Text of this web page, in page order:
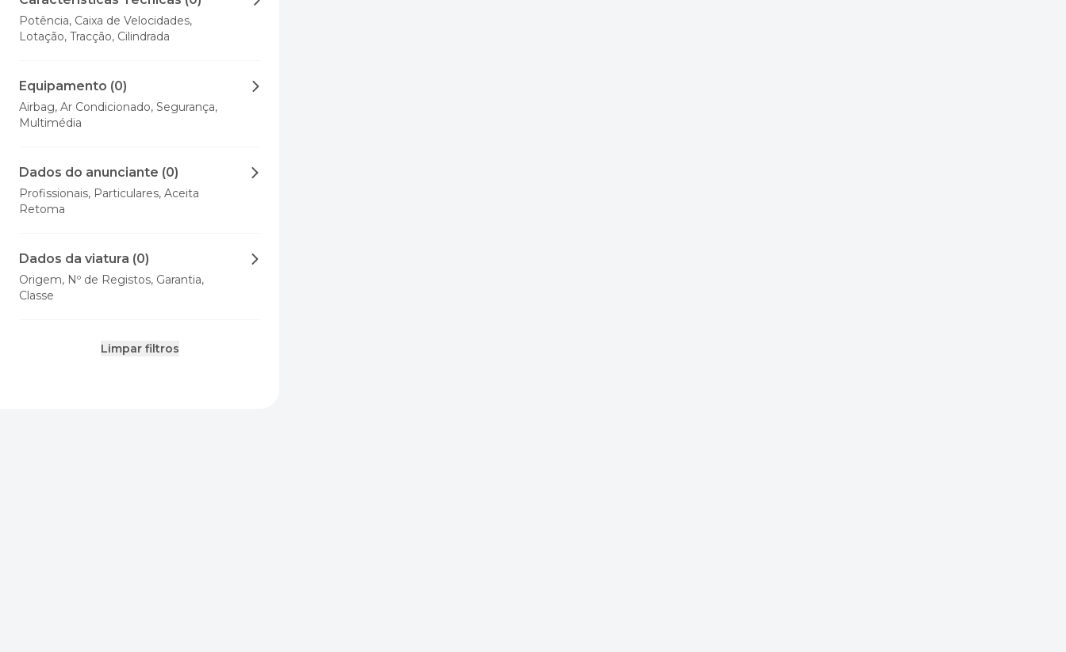
Potência, Caixa de Velocidades,
Lotação, Tracção, Cilindrada
Equipamento (0)
Airbag, Ar Condicionado, Segurança,
Multimédia
Dados do anunciante (0)
Profissionais, Particulares, Aceita
Retoma
Dados da viatura (0)
Origem, Nº de Registos, Garantia,
Classe
Limpar filtros